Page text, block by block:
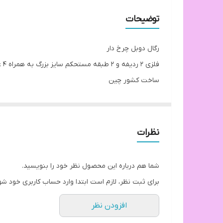
توضیحات
رگال دوبل چرخ دار
فلزى ٢ رديفه و ٢ طبقه مستحكم سايز بزرگ به همراه ۴ عدد قفسه با تحمل وزن ٨ه کیلوگرم
ساخت كشور چین
نظرات
شما هم درباره این محصول نظر خود را بنویسید.
برای ثبت نظر، لازم است ابتدا وارد حساب کاربری خود
افزودن نظر